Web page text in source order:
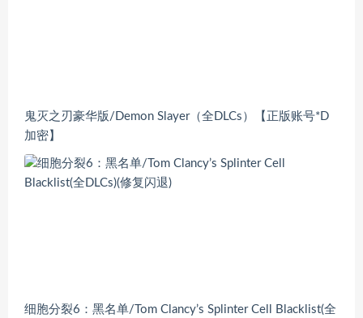
鬼灭之刃豪华版/Demon Slayer（全DLCs）【正版账号*D
加密】
细胞分裂6：黑名单/Tom Clancy’s Splinter Cell Blacklist(全